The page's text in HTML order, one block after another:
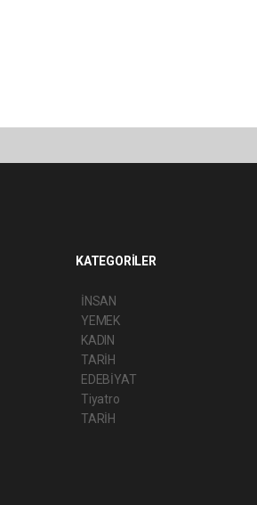
KATEGORİLER
İNSAN
YEMEK
KADIN
TARİH
EDEBİYAT
Tiyatro
TARİH